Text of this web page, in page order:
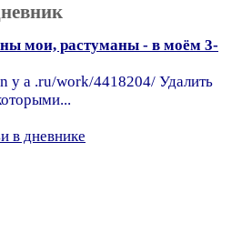
мои, растуманы - в моём 3-
y a .ru/work/4418204/ Удалить
в дневнике